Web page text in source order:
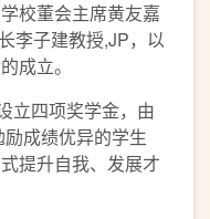
校董会主席黄友嘉
李子建教授,JP，以
成立。
立四项奖学金，由
成绩优异的学生
提升自我、发展才